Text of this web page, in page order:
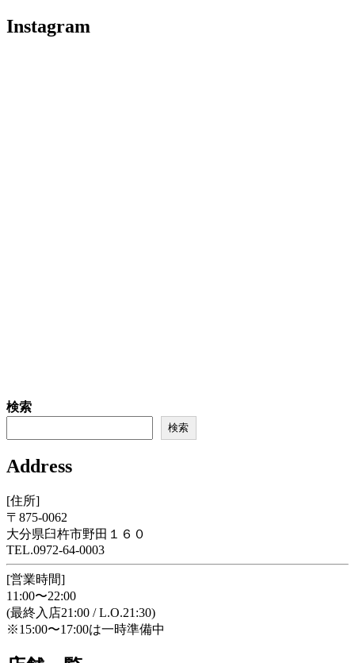
Instagram
検索
検索
Address
[住所]
〒875-0062
大分県臼杵市野田１６０
TEL.0972-64-0003
[営業時間]
11:00〜22:00
(最終入店21:00 / L.O.21:30)
※15:00〜17:00は一時準備中